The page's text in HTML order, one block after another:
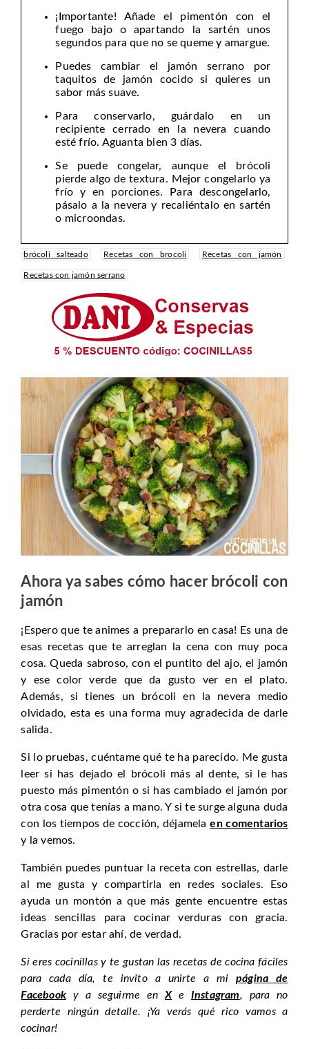
¡Importante! Añade el pimentón con el
fuego bajo o apartando la sartén unos
segundos para que no se queme y amargue.
Puedes cambiar el jamón serrano por
taquitos de jamón cocido si quieres un
sabor más suave.
Para conservarlo, guárdalo en un
recipiente cerrado en la nevera cuando
esté frío. Aguanta bien 3 días.
Se puede congelar, aunque el brócoli
pierde algo de textura. Mejor congelarlo ya
frío y en porciones. Para descongelarlo,
pásalo a la nevera y recaliéntalo en sartén
o microondas.
brócoli salteado Recetas con brocoli Recetas con jamón
Recetas con jamón serrano
Ahora ya sabes cómo hacer brócoli con
jamón
¡Espero que te animes a prepararlo en casa! Es una de
esas recetas que te arreglan la cena con muy poca
cosa. Queda sabroso, con el puntito del ajo, el jamón
y ese color verde que da gusto ver en el plato.
Además, si tienes un brócoli en la nevera medio
olvidado, esta es una forma muy agradecida de darle
salida.
Si lo pruebas, cuéntame qué te ha parecido. Me gusta
leer si has dejado el brócoli más al dente, si le has
puesto más pimentón o si has cambiado el jamón por
otra cosa que tenías a mano. Y si te surge alguna duda
con los tiempos de cocción, déjamelaen comentarios
y la vemos.
También puedes puntuar la receta con estrellas, darle
al me gusta y compartirla en redes sociales. Eso
ayuda un montón a que más gente encuentre estas
ideas sencillas para cocinar verduras con gracia.
Gracias por estar ahí, de verdad.
Si eres cocinillas y te gustan las recetas de cocina fáciles
para cada día, te invito a unirte a mipágina de
Facebook y a seguirme enXe Instagram, para no
perderte ningún detalle. ¡Ya verás qué rico vamos a
cocinar!